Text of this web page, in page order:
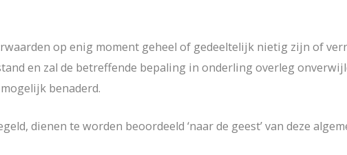
op enig moment geheel of gedeeltelijk nietig zijn of
en zal de betreffende bepaling in onderling overleg
benaderd.
dienen te worden beoordeeld ‘naar de geest’ van deze